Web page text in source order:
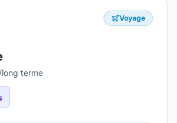
Voyage
terme